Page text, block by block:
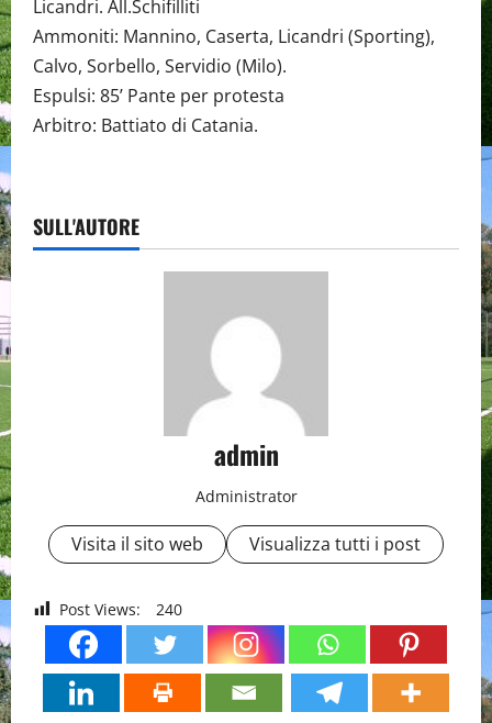
Licandri. All.Schifilliti
Ammoniti: Mannino, Caserta, Licandri (Sporting),
Calvo, Sorbello, Servidio (Milo).
Espulsi: 85’ Pante per protesta
Arbitro: Battiato di Catania.
SULL'AUTORE
admin
Administrator
Visita il sito web Visualizza tutti i post
Post Views: 240